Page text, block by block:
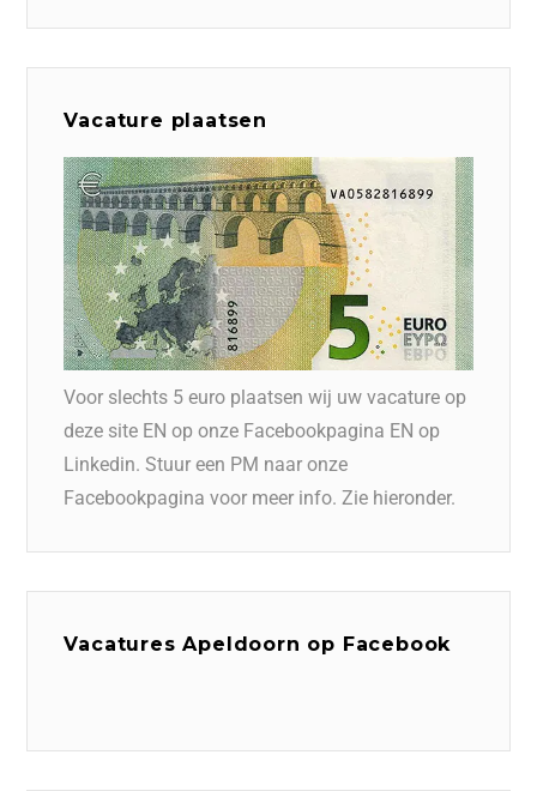
Vacature plaatsen
Voor slechts 5 euro plaatsen wij uw vacature op
deze site EN op onze Facebookpagina EN op
Linkedin. Stuur een PM naar onze
Facebookpagina voor meer info. Zie hieronder.
Vacatures Apeldoorn op Facebook